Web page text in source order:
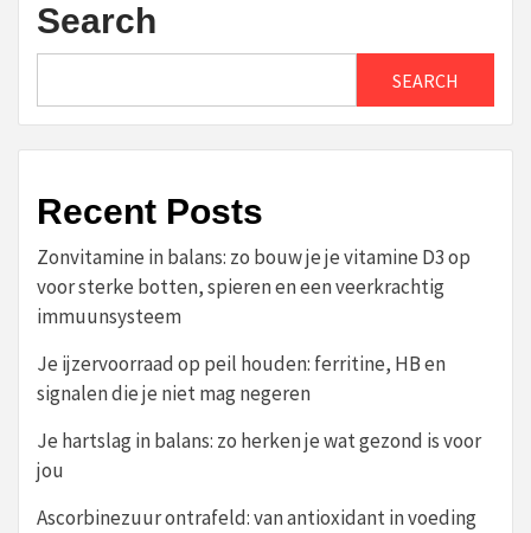
Search
SEARCH
Recent Posts
Zonvitamine in balans: zo bouw je je vitamine D3 op
voor sterke botten, spieren en een veerkrachtig
immuunsysteem
Je ijzervoorraad op peil houden: ferritine, HB en
signalen die je niet mag negeren
Je hartslag in balans: zo herken je wat gezond is voor
jou
Ascorbinezuur ontrafeld: van antioxidant in voeding